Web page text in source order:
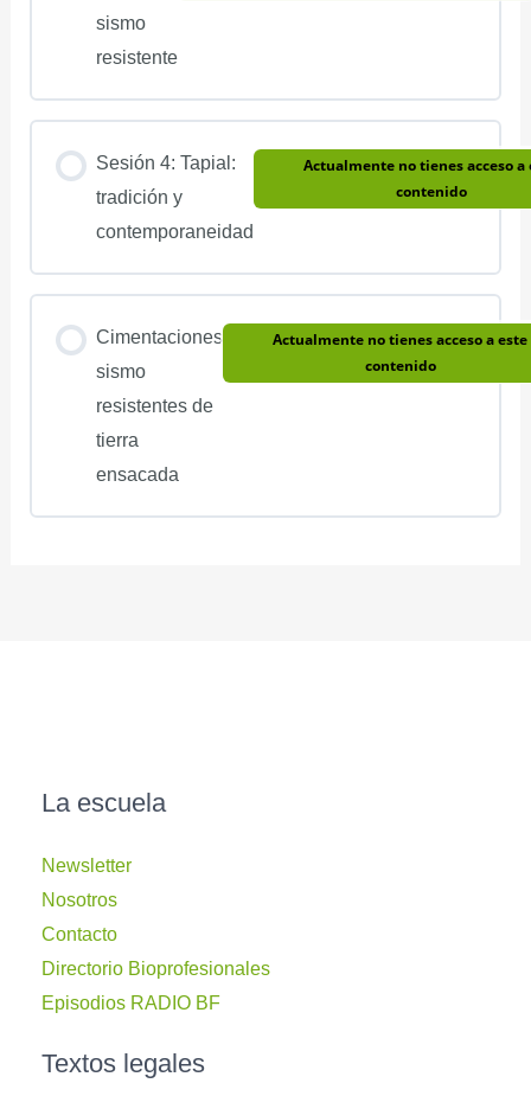
sismo
resistente
Sesión 4: Tapial:
tradición y
contemporaneidad
Actualmente no tienes acceso a
contenido
Cimentaciones
sismo
resistentes de
tierra
ensacada
Actualmente no tienes acceso a este
contenido
La escuela
Newsletter
Nosotros
Contacto
Directorio Bioprofesionales
Episodios RADIO BF
Textos legales